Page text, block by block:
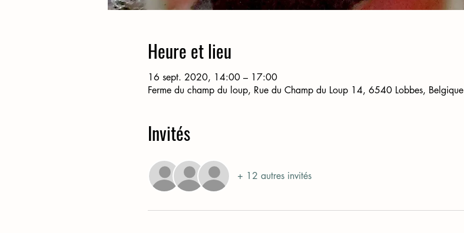
Heure et lieu
16 sept. 2020, 14:00 – 17:00
Ferme du champ du loup, Rue du Champ du Loup 14, 6540 Lobbes, Belgique
Invités
+ 12 autres invités